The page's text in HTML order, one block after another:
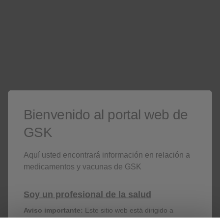
Este sitio contiene material promocional
Inicie sesión | Regístrese
Contáctenos
Estamos comprometidos en apoyarlo a resolver
Bienvenido al portal web de
GSK
Aquí usted encontrará información en relación a
medicamentos y vacunas de GSK
Soy un profesional de la salud
Aviso importante: Este sitio web está dirigido a